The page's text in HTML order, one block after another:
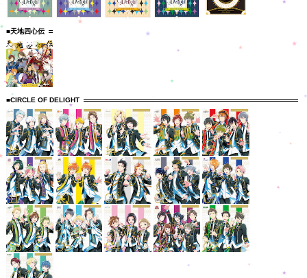
■天地四心伝
■CIRCLE OF DELIGHT